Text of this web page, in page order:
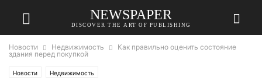
NEWSPAPER
DISCOVER THE ART OF PUBLISHING
Новости Недвижимость
Как правильно оценить состояние
здания перед покупкой
Новости Недвижимость